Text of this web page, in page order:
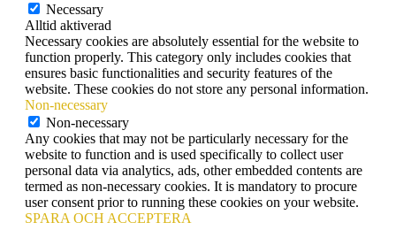
Necessary
Alltid aktiverad
Necessary cookies are absolutely essential for the website to
function properly. This category only includes cookies that
ensures basic functionalities and security features of the
website. These cookies do not store any personal information.
Non-necessary
Non-necessary
Any cookies that may not be particularly necessary for the
website to function and is used specifically to collect user
personal data via analytics, ads, other embedded contents are
termed as non-necessary cookies. It is mandatory to procure
user consent prior to running these cookies on your website.
SPARA OCH ACCEPTERA